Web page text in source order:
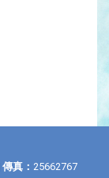
傳真： 25662767